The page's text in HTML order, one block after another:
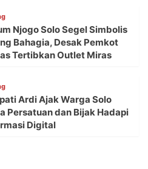
Njogo Solo Segel Simbolis
Bahagia, Desak Pemkot
Tertibkan Outlet Miras
Ardi Ajak Warga Solo
Persatuan dan Bijak Hadapi
Digital